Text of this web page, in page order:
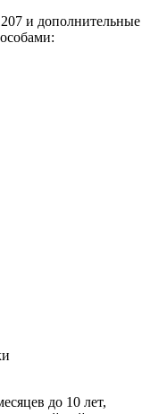
и дополнительные
до 10 лет,